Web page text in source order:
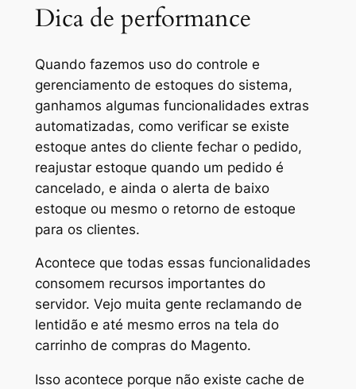
Dica de performance
Quando fazemos uso do controle e
gerenciamento de estoques do sistema,
ganhamos algumas funcionalidades extras
automatizadas, como verificar se existe
estoque antes do cliente fechar o pedido,
reajustar estoque quando um pedido é
cancelado, e ainda o alerta de baixo
estoque ou mesmo o retorno de estoque
para os clientes.
Acontece que todas essas funcionalidades
consomem recursos importantes do
servidor. Vejo muita gente reclamando de
lentidão e até mesmo erros na tela do
carrinho de compras do Magento.
Isso acontece porque não existe cache de